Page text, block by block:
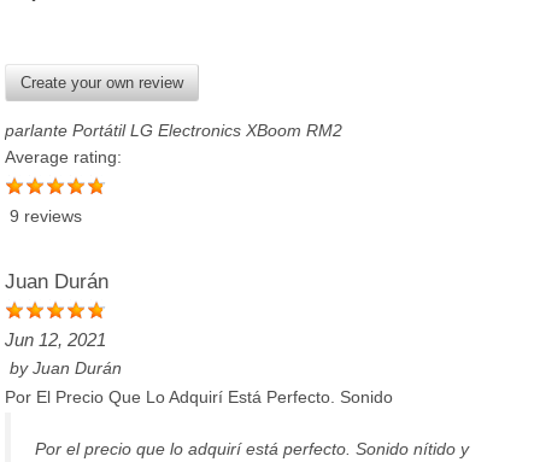
Create your own review
parlante Portátil LG Electronics XBoom RM2
Average rating:
9 reviews
Juan Durán
Jun 12, 2021
byJuan Durán
Por El Precio Que Lo Adquirí Está Perfecto. Sonido
Por el precio que lo adquirí está perfecto. Sonido nítido y